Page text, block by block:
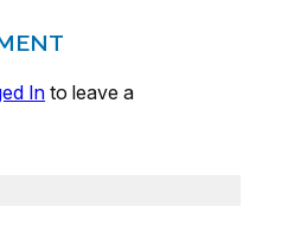
In to leave a